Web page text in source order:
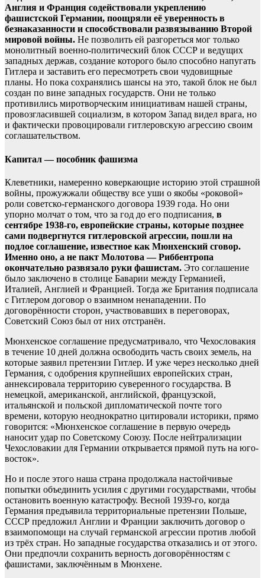
Англия и Франция содействовали укреплению
фашистской Германии, поощряли её уверенность в
безнаказанности и способствовали развязыванию Второй
мировой войны. Не позволить ей разгореться мог только
монолитный военно-политический блок СССР и ведущих
западных держав, создание которого было способно напугать
Гитлера и заставить его пересмотреть свои чудовищные
планы. Но пока сохранялись шансы на это, такой блок не был
создан по вине западных государств. Они не только
противились миротворческим инициативам нашей страны,
провозгласившей социализм, в котором Запад видел врага, но
и фактически провоцировали гитлеровскую агрессию своим
соглашательством.
Капитал — пособник фашизма
Клеветники, намеренно коверкающие историю этой страшной
войны, прожужжали обществу все уши о якобы «роковой»
роли советско-германского договора 1939 года. Но они
упорно молчат о том, что за год до его подписания, в
сентябре 1938-го, европейские страны, которые позднее
сами подвергнутся гитлеровской агрессии, пошли на
подлое соглашение, известное как Мюнхенский сговор.
Именно оно, а не пакт Молотова — Риббентропа
окончательно развязало руки фашистам. Это соглашение
было заключено в столице Баварии между Германией,
Италией, Англией и Францией. Тогда же Британия подписала
с Гитлером договор о взаимном ненападении. По
договорённости сторон, участвовавших в переговорах,
Советский Союз был от них отстранён.
Мюнхенское соглашение предусматривало, что Чехословакия
в течение 10 дней должна освободить часть своих земель, на
которые заявил претензии Гитлер. И уже через несколько дней
Германия, с одобрения крупнейших европейских стран,
аннексировала территорию суверенного государства. В
немецкой, американской, английской, французской,
итальянской и польской дипломатической почте того
времени, которую неоднократно цитировали историки, прямо
говорится: «Мюнхенское соглашение в первую очередь
наносит удар по Советскому Союзу. После нейтрализации
Чехословакии для Германии открывается прямой путь на юго-
восток».
Но и после этого наша страна продолжала настойчивые
попытки объединить усилия с другими государствами, чтобы
остановить военную катастрофу. Весной 1939-го, когда
Германия предъявила территориальные претензии Польше,
СССР предложил Англии и Франции заключить договор о
взаимопомощи на случай германской агрессии против любой
из трёх стран. Но западные государства отказались и от этого.
Они предпочли сохранить верность договорённостям с
фашистами, заключённым в Мюнхене.